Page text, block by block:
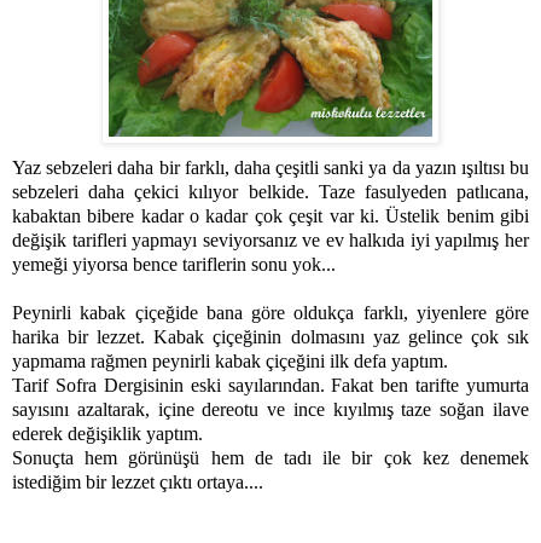
Yaz sebzeleri daha bir farklı, daha çeşitli sanki ya da yazın ışıltısı bu
sebzeleri daha çekici kılıyor belkide. Taze fasulyeden patlıcana,
kabaktan bibere kadar o kadar çok çeşit var ki. Üstelik benim gibi
değişik tarifleri yapmayı seviyorsanız ve ev halkıda iyi yapılmış her
yemeği yiyorsa bence tariflerin sonu yok...
Peynirli kabak çiçeğide bana göre oldukça farklı, yiyenlere göre
harika bir lezzet. Kabak çiçeğinin dolmasını yaz gelince çok sık
yapmama rağmen peynirli kabak çiçeğini ilk defa yaptım.
Tarif Sofra Dergisinin eski sayılarından. Fakat ben tarifte yumurta
sayısını azaltarak, içine dereotu ve ince kıyılmış taze soğan ilave
ederek değişiklik yaptım.
Sonuçta hem görünüşü hem de tadı ile bir çok kez denemek
istediğim bir lezzet çıktı ortaya....